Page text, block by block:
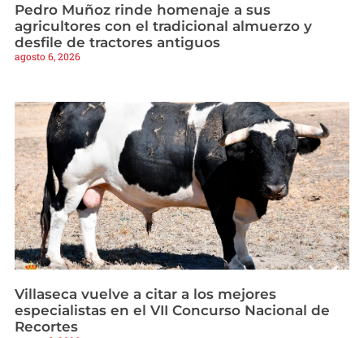
Pedro Muñoz rinde homenaje a sus
agricultores con el tradicional almuerzo y
desfile de tractores antiguos
agosto 6, 2026
Villaseca vuelve a citar a los mejores
especialistas en el VII Concurso Nacional de
Recortes